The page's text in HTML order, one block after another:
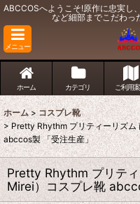
ABCCOSへようこそ!原作に忠実し
など細部までこだわっ
メニュー
ホーム カテゴリ ご利用
ホーム > コスプレ靴
> Pretty Rhythm プリティーリズ
abccos製 「受注生産」
Pretty Rhythm プリテ
Mirei）コスプレ靴